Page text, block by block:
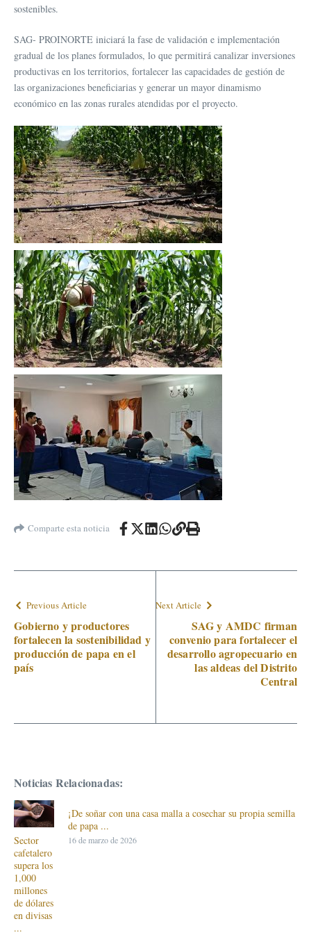
sostenibles.
SAG- PROINORTE iniciará la fase de validación e implementación
gradual de los planes formulados, lo que permitirá canalizar inversiones
productivas en los territorios, fortalecer las capacidades de gestión de
las organizaciones beneficiarias y generar un mayor dinamismo
económico en las zonas rurales atendidas por el proyecto.
Comparte esta noticia
Previous Article
Gobierno y productores
fortalecen la sostenibilidad y
producción de papa en el
país
Next Article
SAG y AMDC firman
convenio para fortalecer el
desarrollo agropecuario en
las aldeas del Distrito
Central
Noticias Relacionadas:
Sector
cafetalero
supera los
1,000
millones
de dólares
en divisas
...
¡De soñar con una casa malla a cosechar su propia semilla
de papa ...
16 de marzo de 2026